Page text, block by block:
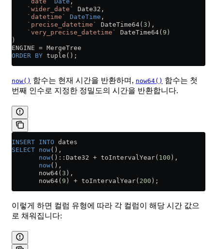
    `wider_date`
Date32,
    `datetime`
DateTime ,
    `precise_datetime`
DateTime64( 3 ),
    `very_precise_datetime`
DateTime64( 9 )
)
ENGINE = MergeTree
ORDER BY tuple();
now() 함수는 현재 시간을 반환하며, now64() 함수는 첫
번째 인수로 지정한 정밀도의 시간을 반환합니다.
INSERT INTO dates
SELECT now(),
       now
()::Date32 + toIntervalYear( 100 ),
       now
(),
       now64(
3 ),
       now64(
9 ) + toIntervalYear( 200 );
이렇게 하면 컬럼 유형에 따라 각 컬럼이 해당 시간 값으
로 채워집니다: